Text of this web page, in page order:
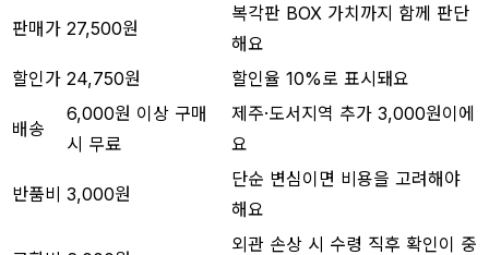
판매가 27,500원
복각판 BOX 가치까지 함께 판단
해요
할인가 24,750원 할인율 10%로 표시돼요
배송
6,000원 이상 구매
시 무료
제주·도서지역 추가 3,000원이에
요
반품비 3,000원
단순 변심이면 비용을 고려해야
해요
외관 손상 시 수령 직후 확인이 중